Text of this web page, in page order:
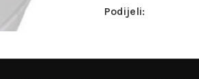
Podijeli: